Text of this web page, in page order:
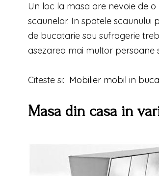
Un loc la masa are nevoie de
scaunelor. In spatele scaunului
de bucatarie sau sufragerie
asezarea mai multor persoane
Citeste si: Mobilier mobil in
Masa din casa in